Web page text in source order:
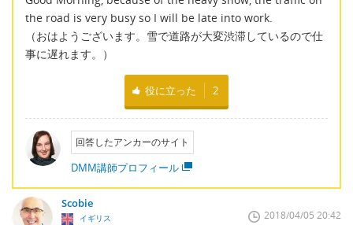
the road is very busy so I will be late into work.
（おはようございます。雪で道路が大変渋滞しているので仕
事に遅れます。）
役に立った 2
回答したアンカーのサイト
DMM講師プロフィール
Scobie
イギリス 2018/04/05 20:42